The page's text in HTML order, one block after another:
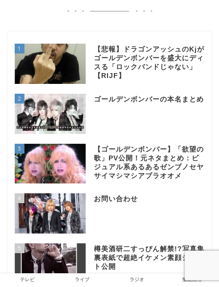
1
【悲報】ドラゴンアッシュのKjが
ゴールデンボンバーを盛大にディ
スる「ロックバンドじゃない」
【RIJF】
2 ゴールデンボンバーの本名まとめ
3
【ゴールデンボンバー】「欲望の
歌」PV公開！元ネタまとめ：ビ
ジュアル系あるあるゼンブノセヤ
サイマシマシアブラオオメ
4 お問い合わせ
5
樽美酒研二すっぴん解禁!?写真集
裏表紙で超絶イケメン素顔ショッ
ト公開
テレビ ライブ ラジオ 鬼龍院翔